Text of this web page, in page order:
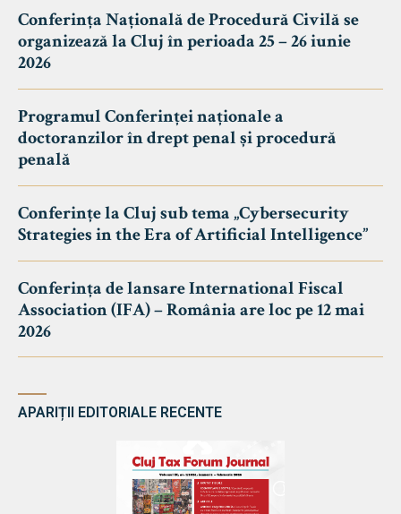
Conferința Națională de Procedură Civilă se
organizează la Cluj în perioada 25 – 26 iunie
2026
Programul Conferinței naționale a
doctoranzilor în drept penal și procedură
penală
Conferințe la Cluj sub tema „Cybersecurity
Strategies in the Era of Artificial Intelligence”
Conferința de lansare International Fiscal
Association (IFA) – România are loc pe 12 mai
2026
APARIȚII EDITORIALE RECENTE